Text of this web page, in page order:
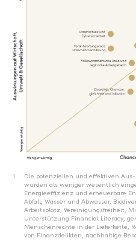
1
Die potenziellen und effektiven
wurden als weniger wesentlich
Energieeffizienz und erneuerbare
Abfall, Wasser und Abwasser,
Arbeitsplatz, Vereinigungsfreiheit,
Unterstützung Financial Literacy,
Menschenrechte in der Lieferkette,
von Finanzdelikten, nachhaltige